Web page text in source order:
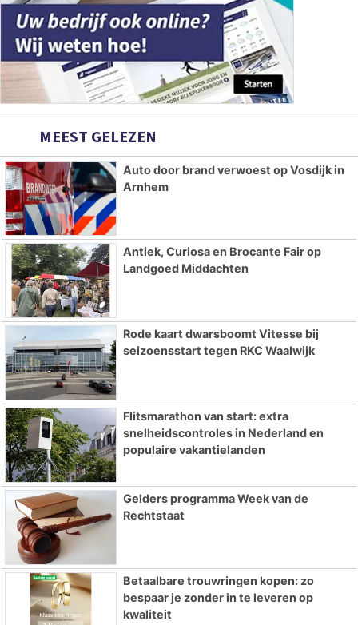
MEEST GELEZEN
Auto door brand verwoest op Vosdijk in
Arnhem
Antiek, Curiosa en Brocante Fair op
Landgoed Middachten
Rode kaart dwarsboomt Vitesse bij
seizoensstart tegen RKC Waalwijk
Flitsmarathon van start: extra
snelheidscontroles in Nederland en
populaire vakantielanden
Gelders programma Week van de
Rechtstaat
Betaalbare trouwringen kopen: zo
bespaar je zonder in te leveren op
kwaliteit